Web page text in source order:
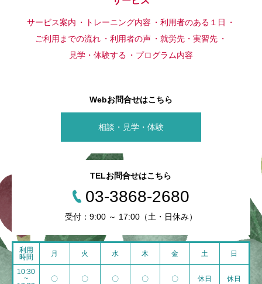
サービス案内 トレーニング内容
利用者のある１日
ご利用までの流れ
利用者の声
就労先・実習先
見学・体験する
プログラム内容
Webお問合せはこちら
相談・見学・体験
TELお問合せはこちら
03-3868-2680
受付：9:00 ～ 17:00（土・日休み）
利用
時間
月 火 水 木 金 土 日
10:30
~
〇 〇 〇 〇 〇 休日 休日